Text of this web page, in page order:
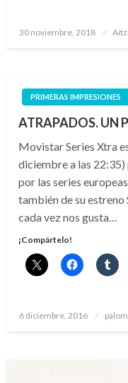
Publicado
30 noviembre, 2018
PRIMERAS IMPRESIONES
ATRAPADOS. UN
Movistar Series Xtra
diciembre a las
por las series
también de su estreno
cada vez nos gusta…
¡Compártelo!
Publicado
6 diciembre, 2016